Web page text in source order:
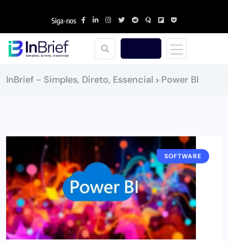
Siga-nos
InBrief - Simples, Direto, Essencial > Power BI
SOFTWARE